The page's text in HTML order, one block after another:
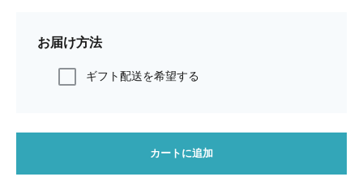
お届け方法
ギフト配送を希望する
カートに追加